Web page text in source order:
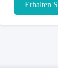
Erhalten